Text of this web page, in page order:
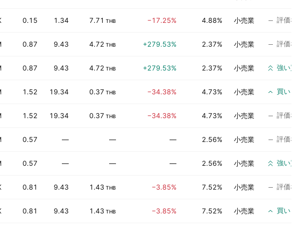
0.15 1.34 7.71 THB −17.25% 4.88% 小売業 評価なし
0.87 9.43 4.72 THB +279.53% 2.37% 小売業 評価なし
0.87 9.43 4.72 THB +279.53% 2.37% 小売業 強い買い
1.52 19.34 0.37 THB −34.38% 4.73% 小売業 買い
1.52 19.34 0.37 THB −34.38% 4.73% 小売業 評価なし
0.57 — — — 2.56% 小売業 評価なし
0.57 — — — 2.56% 小売業 強い買い
0.81 9.43 1.43 THB −3.85% 7.52% 小売業 評価なし
0.81 9.43 1.43 THB −3.85% 7.52% 小売業 買い